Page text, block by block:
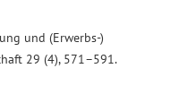
und (Erwerbs-)
29 (4), 571–591.